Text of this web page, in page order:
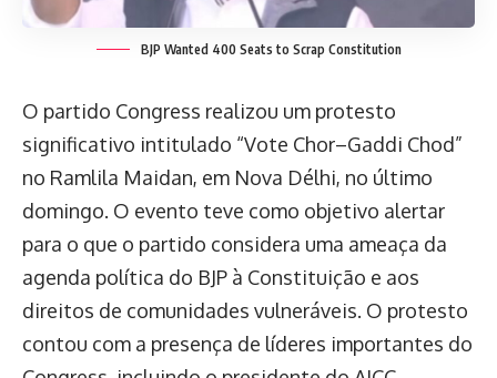
BJP Wanted 400 Seats to Scrap Constitution
O partido Congress realizou um protesto
significativo intitulado “Vote Chor–Gaddi Chod”
no Ramlila Maidan, em Nova Délhi, no último
domingo. O evento teve como objetivo alertar
para o que o partido considera uma ameaça da
agenda política do BJP à Constituição e aos
direitos de comunidades vulneráveis. O protesto
contou com a presença de líderes importantes do